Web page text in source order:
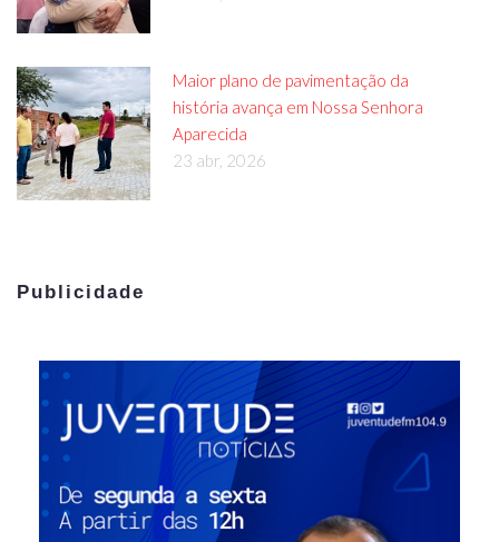
Maior plano de pavimentação da
história avança em Nossa Senhora
Aparecida
23 abr, 2026
Publicidade